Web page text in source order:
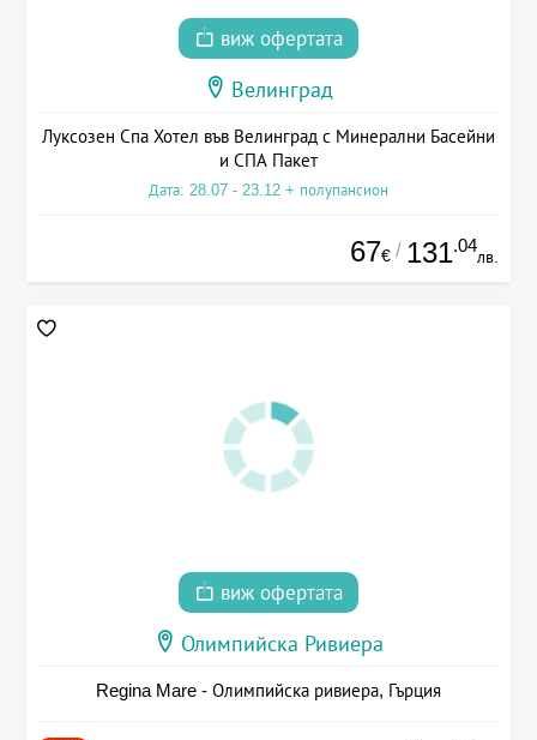
виж офертата
Велинград
Луксозен Спа Хотел във Велинград с Минерални Басейни
и СПА Пакет
Дата: 28.07 - 23.12 + полупансион
67€ / 131.04
лв.
виж офертата
Олимпийска Ривиера
Regina Mare - Олимпийска ривиера, Гърция